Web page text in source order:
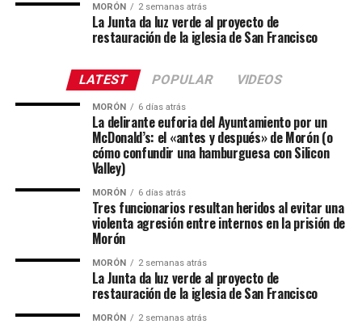
MORÓN 2 semanas atrás
La Junta da luz verde al proyecto de
restauración de la iglesia de San Francisco
LATEST POPULAR VIDEOS
MORÓN 6 días atrás
La delirante euforia del Ayuntamiento por un
McDonald’s: el «antes y después» de Morón (o
cómo confundir una hamburguesa con Silicon
Valley)
MORÓN 6 días atrás
Tres funcionarios resultan heridos al evitar una
violenta agresión entre internos en la prisión de
Morón
MORÓN 2 semanas atrás
La Junta da luz verde al proyecto de
restauración de la iglesia de San Francisco
MORÓN 2 semanas atrás